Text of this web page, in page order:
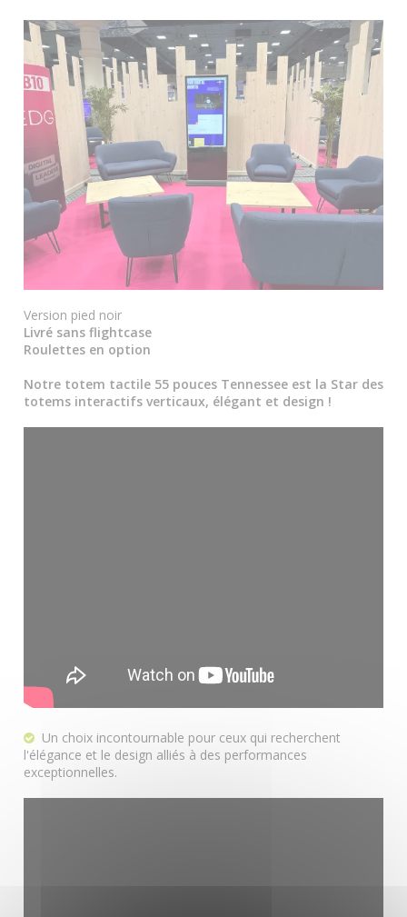
Version pied noir
Livré sans flightcase
Roulettes en option
Notre totem tactile 55 pouces Tennessee est la Star des
totems interactifs verticaux, élégant et design !
Un choix incontournable pour ceux qui recherchent
l'élégance et le design alliés à des performances
exceptionnelles.